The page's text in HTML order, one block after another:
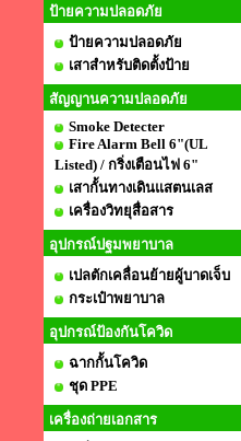
ป้ายความปลอดภัย
ป้ายความปลอดภัย
เสาสำหรับติดตั้งป้าย
สัญญานความปลอดภัย
Smoke Detecter
Fire Alarm Bell 6"(UL
Listed) / กริ่งเตือนไฟ 6"
เสากั้นทางเดินแสตนเลส
เครื่องวิทยุสื่อสาร
อุปกรณ์ปฐมพยาบาล
เปลตักเคลื่อนย้ายผู้บาดเจ็บ
กระเป๋าพยาบาล
อุปกรณ์ป้องกันโควิด
ฉากกั้นโควิด
ชุด PPE
เครื่องถ่ายเอกสาร